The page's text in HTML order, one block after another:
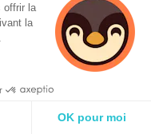
offrir la
la
OK pour moi
4 personnes
consultent
actuellement cette